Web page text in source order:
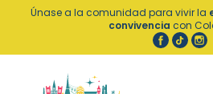
Panel de gestión de cookies
Únase a la comunidad para vivir la
convivencia con